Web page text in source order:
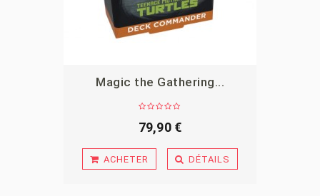
APERÇU
Magic the Gathering...
79,90 €
ACHETER DÉTAILS